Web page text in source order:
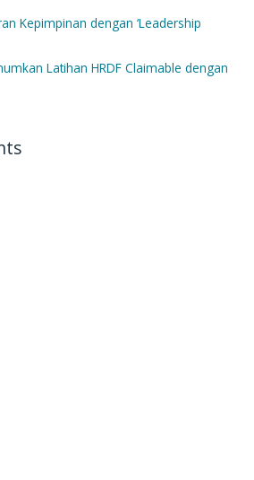
Kepimpinan dengan ‘Leadership
Latihan HRDF Claimable dengan